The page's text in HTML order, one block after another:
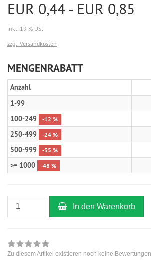
EUR 0,44 - EUR 0,85
inkl. 19 % USt
zzgl. Versandkosten
MENGENRABATT
Anzahl
1-99
100-249 -12 %
250-499 -24 %
500-999 -35 %
>= 1000 -48 %
In den Warenkorb
Zu diesem Artikel existieren noch keine Bewertungen